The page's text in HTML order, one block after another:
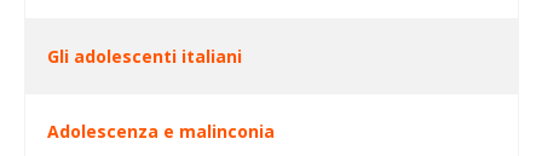
Gli adolescenti italiani
Adolescenza e malinconia